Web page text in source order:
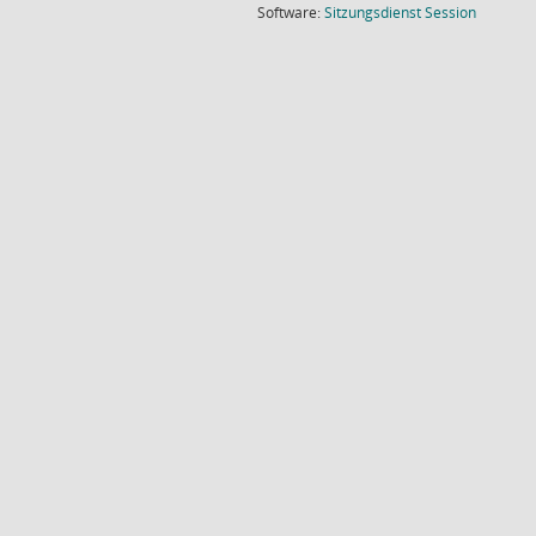
Software:SitzungsdienstSession(Wird in